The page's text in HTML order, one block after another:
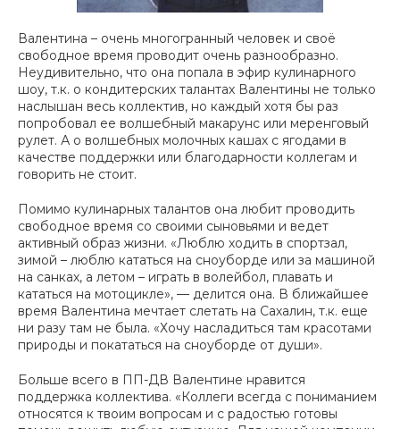
Валентина – очень многогранный человек и своё
свободное время проводит очень разнообразно.
Неудивительно, что она попала в эфир кулинарного
шоу, т.к. о кондитерских талантах Валентины не только
наслышан весь коллектив, но каждый хотя бы раз
попробовал ее волшебный макарунс или меренговый
рулет. А о волшебных молочных кашах с ягодами в
качестве поддержки или благодарности коллегам и
говорить не стоит.
Помимо кулинарных талантов она любит проводить
свободное время со своими сыновьями и ведет
активный образ жизни. «Люблю ходить в спортзал,
зимой – люблю кататься на сноуборде или за машиной
на санках, а летом – играть в волейбол, плавать и
кататься на мотоцикле», — делится она. В ближайшее
время Валентина мечтает слетать на Сахалин, т.к. еще
ни разу там не была. «Хочу насладиться там красотами
природы и покататься на сноуборде от души».
Больше всего в ПП-ДВ Валентине нравится
поддержка коллектива. « Коллеги всегда с пониманием
относятся к твоим вопросам и с радостью готовы